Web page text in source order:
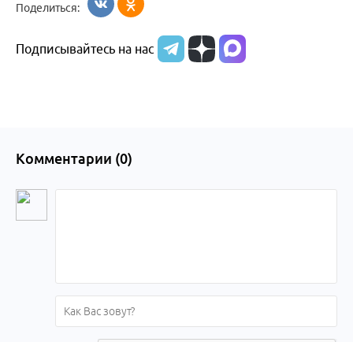
Поделиться:
Подписывайтесь на нас
Комментарии (0)